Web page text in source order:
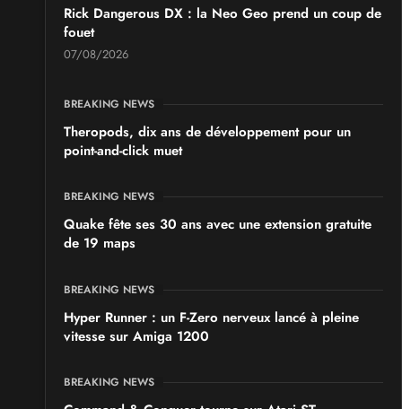
Rick Dangerous DX : la Neo Geo prend un coup de
fouet
07/08/2026
BREAKING NEWS
Theropods, dix ans de développement pour un
point-and-click muet
BREAKING NEWS
Quake fête ses 30 ans avec une extension gratuite
de 19 maps
BREAKING NEWS
Hyper Runner : un F-Zero nerveux lancé à pleine
vitesse sur Amiga 1200
BREAKING NEWS